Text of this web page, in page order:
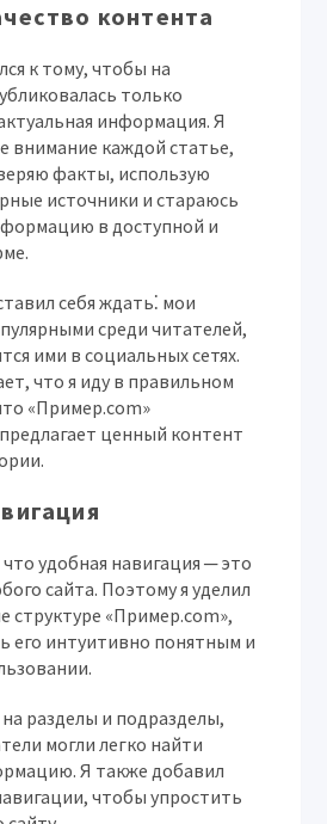
контента
к тому, чтобы на
только
информация. Я
внимание каждой статье,
факты, использую
источники и стараюсь
в доступной и
себя ждать⁚ мои
среди читателей,
ими в социальных сетях.
что я иду в правильном
«Пример.com»
ценный контент
что удобная навигация ─ это
сайта. Поэтому я уделил
структуре «Пример.com»,
его интуитивно понятным и
разделы и подразделы,
могли легко найти
Я также добавил
чтобы упростить